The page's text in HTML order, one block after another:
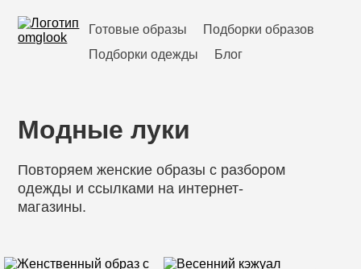
Готовые образы
Подборки образов
Подборки одежды
Блог
Модные луки
Повторяем женские образы с разбором
одежды и ссылками на интернет-
магазины.